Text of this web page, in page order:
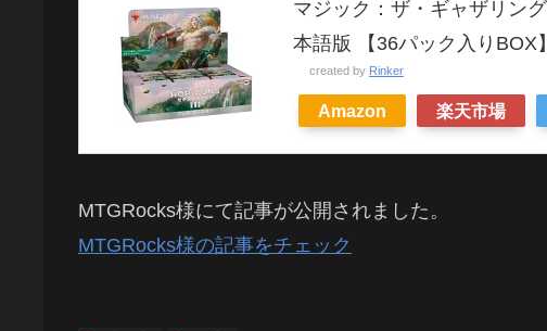
マジック：ザ・ギャザリン
本語版 【36パック入りBOX】
created by Rinker
Amazon 楽天市場
MTGRocks様にて記事が公開されました。
MTGRocks様の記事をチェック